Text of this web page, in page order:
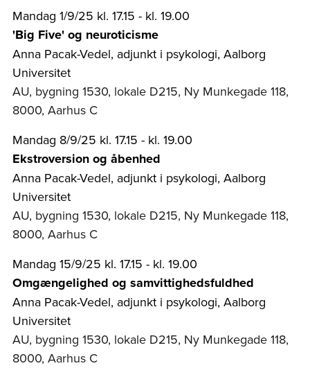
Mandag 1/9/25 kl. 17.15 - kl. 19.00
'Big Five' og neuroticisme
Anna Pacak-Vedel, adjunkt i psykologi, Aalborg
Universitet
AU, bygning 1530, lokale D215, Ny Munkegade 118,
8000, Aarhus C
Mandag 8/9/25 kl. 17.15 - kl. 19.00
Ekstroversion og åbenhed
Anna Pacak-Vedel, adjunkt i psykologi, Aalborg
Universitet
AU, bygning 1530, lokale D215, Ny Munkegade 118,
8000, Aarhus C
Mandag 15/9/25 kl. 17.15 - kl. 19.00
Omgængelighed og samvittighedsfuldhed
Anna Pacak-Vedel, adjunkt i psykologi, Aalborg
Universitet
AU, bygning 1530, lokale D215, Ny Munkegade 118,
8000, Aarhus C